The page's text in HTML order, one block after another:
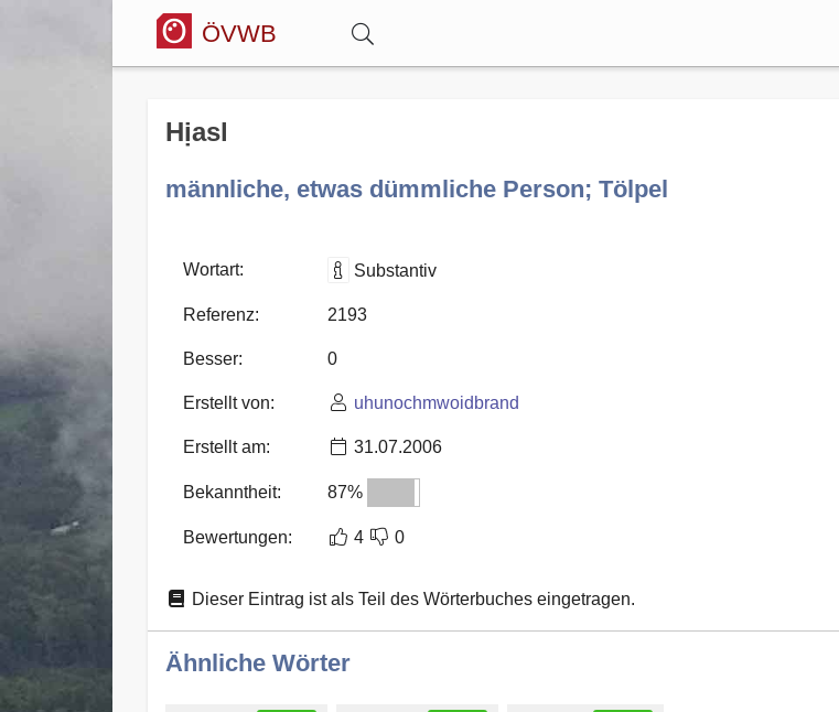
ÖVWB
Wörterbuch
Blog
Hịasl
männliche, etwas dümmliche Person; Tölpel
Wortart: Substantiv
Referenz: 2193
Besser: 0
Erstellt von: uhunochmwoidbrand
Erstellt am: 31.07.2006
Bekanntheit: 87%
Bewertungen: 4 0
Dieser Eintrag ist als Teil des Wörterbuches eingetragen.
Ähnliche Wörter